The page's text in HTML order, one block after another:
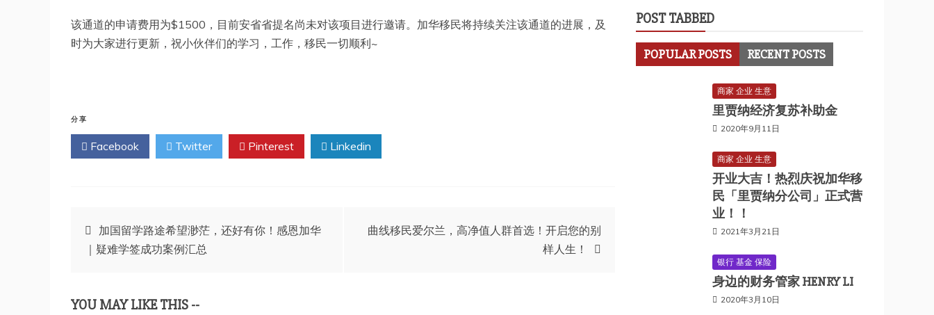
该通道的申请费用为$1500，目前安省省提名尚未对该项目进行邀请。加华移民将持续关注该通道的进展，及
时为大家进行更新，祝小伙伴们的学习，工作，移民一切顺利~
分享
Facebook Twitter Pinterest Linkedin
文
章
导
加国留学路途希望渺茫，还好有你！感恩加华
｜疑难学签成功案例汇总
曲线移民爱尔兰，高净值人群首选！开启您的别
样人生！
YOU MAY LIKE THIS --
POST TABBED
POPULAR POSTS RECENT POSTS
商家 企业 生意
里贾纳经济复苏补助金
2020年9月11日
商家 企业 生意
开业大吉！热烈庆祝加华移
民「里贾纳分公司」正式营
业！！
2021年3月21日
银行 基金 保险
身边的财务管家 HENRY LI
2020年3月10日